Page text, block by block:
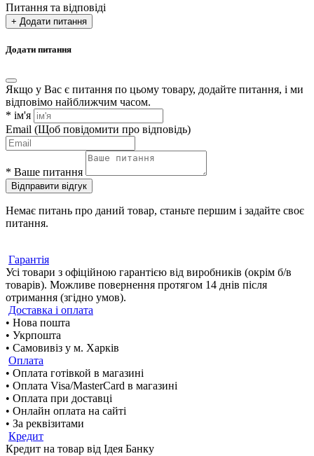
Питання та відповіді
+ Додати питання
Додати питання
Якщо у Вас є питання по цьому товару, додайте питання, і ми
відповімо найближчим часом.
* ім'я
Email (Щоб повідомити про відповідь)
* Ваше питання
Відправити відгук
Немає питань про даний товар, станьте першим і задайте своє
питання.
Гарантія
Усі товари з офіційною гарантією від виробників (окрім б/в
товарів). Можливе повернення протягом 14 днів після
отримання (згідно умов).
Доставка і оплата
• Нова пошта
• Укрпошта
• Самовивіз у м. Харків
Оплата
• Оплата готівкой в магазині
• Оплата Visa/MasterCard в магазині
• Оплата при доставці
• Онлайн оплата на сайті
• За реквізитами
Кредит
Кредит на товар від Ідея Банку